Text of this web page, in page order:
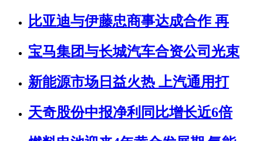
比亚迪与伊藤忠商事达成合作 再
宝马集团与长城汽车合资公司光束
新能源市场日益火热 上汽通用打
天奇股份中报净利同比增长近6倍